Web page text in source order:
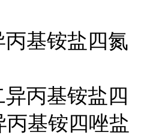
基铵盐四氮
丙基铵盐四
基铵四唑盐